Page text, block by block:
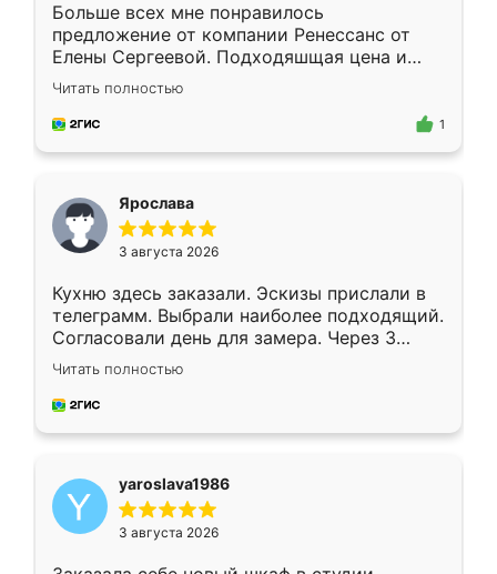
Больше всех мне понравилось
предложение от компании Ренессанс от
Елены Сергеевой. Подходяшщая цена и
короткие сроки изготовления. Приехавший
для замера сотрудник Владислав
предложил по моему эскизу самый
Читать полностью
1
Ярослава
3 августа 2026
Кухню здесь заказали. Эскизы прислали в
телеграмм. Выбрали наиболее подходящий.
Согласовали день для замера. Через 3
недели кухня была уже готова. Остались
довольны работой. Спасибо Ренессанс
мебель за качественную работу!
Читать полностью
yaroslava1986
3 августа 2026